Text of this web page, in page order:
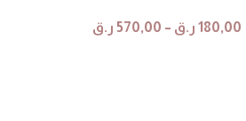
180,00 ر.ق –
570,00 ر.ق